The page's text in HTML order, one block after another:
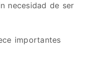
necesidad de ser
importantes